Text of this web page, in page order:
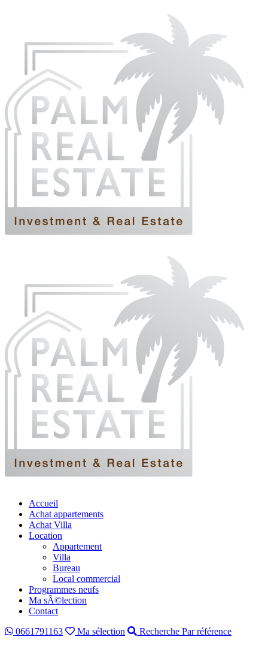
Accueil
Achat appartements
Achat Villa
Location
Appartement
Villa
Bureau
Local commercial
Programmes neufs
Ma sÃ©lection
Contact
0661791163
Ma sélection Recherche Par référence